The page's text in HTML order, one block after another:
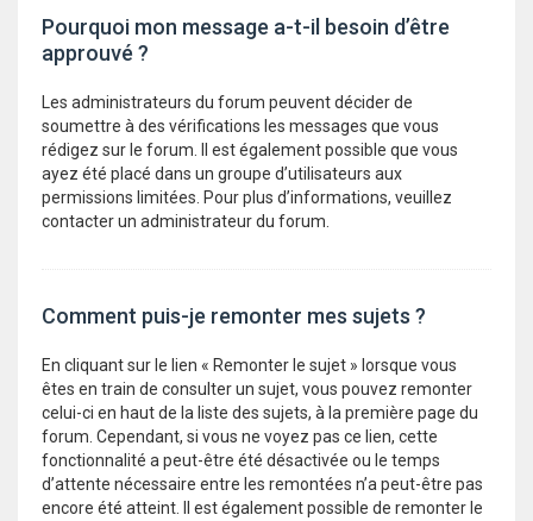
Pourquoi mon message a-t-il besoin d’être
approuvé ?
Les administrateurs du forum peuvent décider de
soumettre à des vérifications les messages que vous
rédigez sur le forum. Il est également possible que vous
ayez été placé dans un groupe d’utilisateurs aux
permissions limitées. Pour plus d’informations, veuillez
contacter un administrateur du forum.
Comment puis-je remonter mes sujets ?
En cliquant sur le lien « Remonter le sujet » lorsque vous
êtes en train de consulter un sujet, vous pouvez remonter
celui-ci en haut de la liste des sujets, à la première page du
forum. Cependant, si vous ne voyez pas ce lien, cette
fonctionnalité a peut-être été désactivée ou le temps
d’attente nécessaire entre les remontées n’a peut-être pas
encore été atteint. Il est également possible de remonter le